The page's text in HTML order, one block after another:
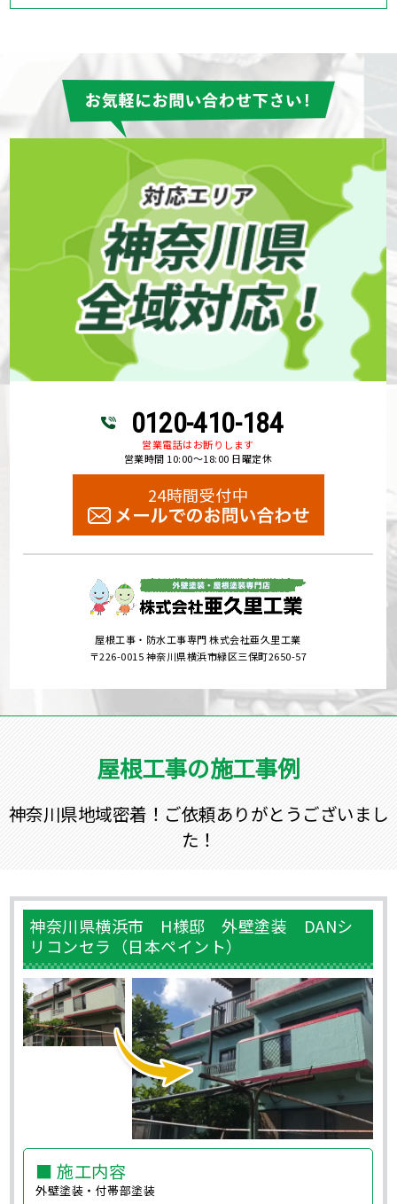
0120-410-184
営業電話はお断りします
営業時間 10:00～18:00 日曜定休
24時間受付中
屋根工事・防水工事専門 株式会社亜久里工業
〒226-0015 神奈川県横浜市緑区三保町2650-57
屋根工事の施工事例
神奈川県地域密着！ご依頼ありがとうございまし
た！
神奈川県横浜市 H様邸 外壁塗装 DANシ
リコンセラ（日本ペイント）
■ 施工内容
外壁塗装・付帯部塗装